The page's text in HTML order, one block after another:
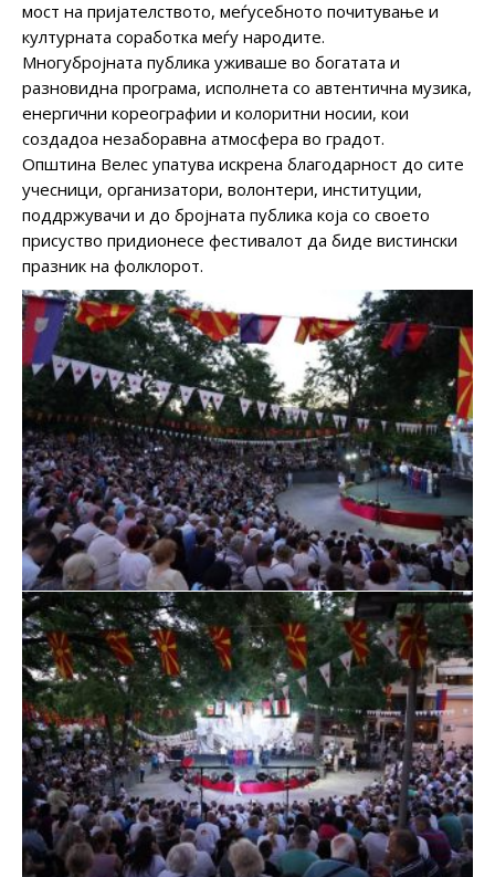
мост на пријателството, меѓусебното почитување и
културната соработка меѓу народите.
Многубројната публика уживаше во богатата и
разновидна програма, исполнета со автентична музика,
енергични кореографии и колоритни носии, кои
создадоа незаборавна атмосфера во градот.
Општина Велес упатува искрена благодарност до сите
учесници, организатори, волонтери, институции,
поддржувачи и до бројната публика која со своето
присуство придионесе фестивалот да биде вистински
празник на фолклорот.